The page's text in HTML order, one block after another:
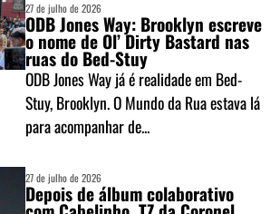
27 de julho de 2026
ODB Jones Way: Brooklyn escreve
o nome de Ol’ Dirty Bastard nas
ruas do Bed-Stuy
ODB Jones Way já é realidade em Bed-
Stuy, Brooklyn. O Mundo da Rua estava lá
para acompanhar de...
27 de julho de 2026
Depois de álbum colaborativo